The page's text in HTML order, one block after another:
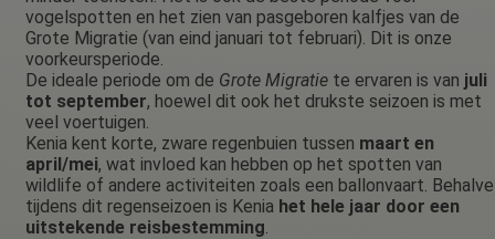
vogelspotten en het zien van pasgeboren kalfjes van de
Grote Migratie (van eind januari tot februari). Dit is onze
voorkeursperiode.
De ideale periode om de Grote Migratie te ervaren is van juli
tot september, hoewel dit ook het drukste seizoen is met
veel voertuigen.
Kenia kent korte, zware regenbuien tussen maart en
april/mei, wat invloed kan hebben op het spotten van
wildlife of andere activiteiten zoals een ballonvaart. Behalve
tijdens dit regenseizoen is Kenia het hele jaar door een
uitstekende reisbestemming